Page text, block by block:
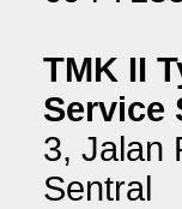
TMK II
Service
3, Jalan
Sentral